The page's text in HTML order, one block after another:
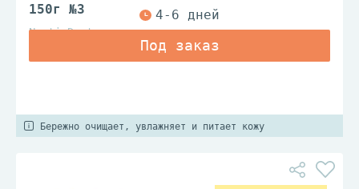
150г №3
Nesti Dante
Бережно очищает, увлажняет и питает кожу